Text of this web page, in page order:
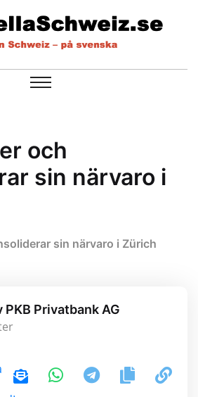
och
sin närvaro i
sin närvaro i Zürich
Privatbank AG